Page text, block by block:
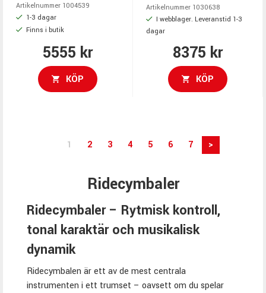
Artikelnummer 1004539
1-3 dagar
Finns i butik
5555 kr
KÖP
Artikelnummer 1030638
I webblager. Leveranstid 1-3
dagar
8375 kr
KÖP
1 2 3 4 5 6 7 >
Ridecymbaler
Ridecymbaler – Rytmisk kontroll,
tonal karaktär och musikalisk
dynamik
Ridecymbalen är ett av de mest centrala
instrumenten i ett trumset – oavsett om du spelar